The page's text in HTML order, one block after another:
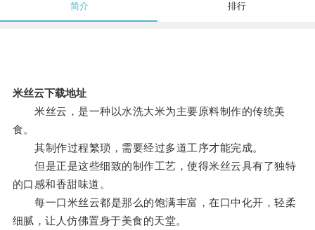
简介 排行
米丝云下载地址
米丝云，是一种以水洗大米为主要原料制作的传统美
食。
其制作过程繁琐，需要经过多道工序才能完成。
但是正是这些细致的制作工艺，使得米丝云具有了独特
的口感和香甜味道。
每一口米丝云都是那么的饱满丰富，在口中化开，轻柔
细腻，让人仿佛置身于美食的天堂。